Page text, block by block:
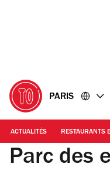
PARIS
ACTUALITÉS RESTAURANTS
Parc des